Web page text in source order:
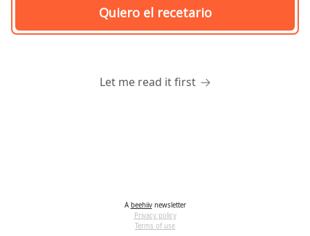
Let me read it first
A beehiivnewsletter
Privacy policy
Terms of use